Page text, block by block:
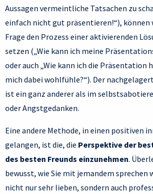
Aussagen vermeintliche Tatsachen zu
einfach nicht gut präsentieren!“), können
Frage den Prozess einer aktivierenden
setzen („Wie kann ich meine
oder auch „Wie kann ich die Präsentation
mich dabei wohlfühle?“). Der
ist ein ganz anderer als im
oder Angstgedanken.
Eine andere Methode, in einen positiven
gelangen, ist die, die Perspektive der
des besten Freunds einzunehmen.
bewusst, wie Sie mit jemandem sprechen
nicht nur sehr lieben, sondern auch